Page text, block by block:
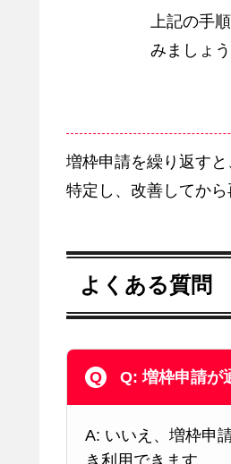
上記の手
みましょ
増枠申請を繰り返す
特定し、改善してから
よくある質問
Q: 増枠申請が
A: いいえ、増枠申
き利用できます。